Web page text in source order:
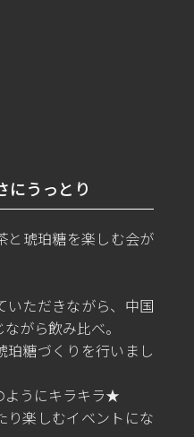
にうっとり
と琥珀糖を楽しむ会が
いただきながら、中国
がら飲み比べ。
珀糖づくりを行いまし
ようにキラキラ★
り楽しむイベントにな